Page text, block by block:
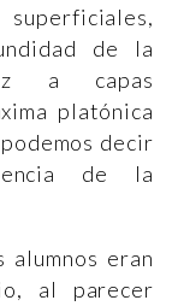
de la
a capas
platónica
decir
de la
eran
al parecer